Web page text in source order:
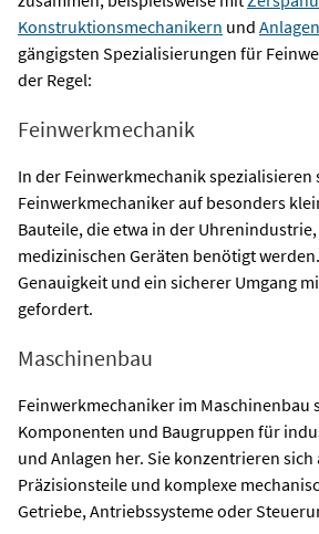
Konstruktionsmechanikern und
gängigsten Spezialisierungen für
der Regel:
Feinwerkmechanik
In der Feinwerkmechanik spezialisieren
Feinwerkmechaniker auf besonders
Bauteile, die etwa in der
medizinischen Geräten benötigt
Genauigkeit und ein sicherer Umgang
gefordert.
Maschinenbau
Feinwerkmechaniker im Maschinenbau
Komponenten und Baugruppen für
und Anlagen her. Sie konzentrieren
Präzisionsteile und komplexe
Getriebe, Antriebssysteme oder